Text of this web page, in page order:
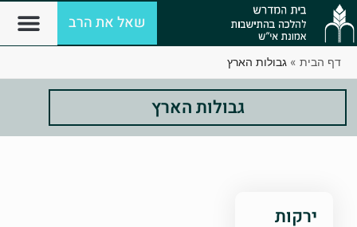
שאל את הרב
דף הבית » גבולות הארץ
גבולות הארץ
ירקות